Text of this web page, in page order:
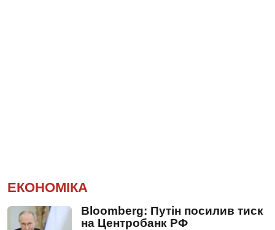
ЕКОНОМІКА
Bloomberg: Путін посилив тиск
на Центробанк РФ